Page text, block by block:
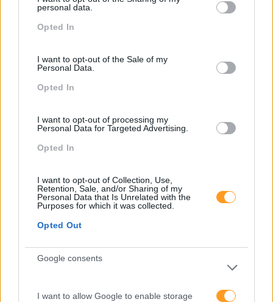
not limited to your visit or usage behaviour. You may click to
grant or deny consent to Google and its third-party tags to
use your data for below specified purposes in below Google
personal data.
Opted In
I want to opt-out of the Sale of my
Personal Data.
Opted In
I want to opt-out of processing my
Personal Data for Targeted Advertising.
Opted In
I want to opt-out of Collection, Use,
Retention, Sale, and/or Sharing of my
Personal Data that Is Unrelated with the
Purposes for which it was collected.
Opted Out
Google consents
I want to allow Google to enable storage
Desenvolvimento De Competências
Expo RH
Interculturalidade
Keep In Mind
Liderança
Mudança
Perspetivas
PORTO RH MEETING